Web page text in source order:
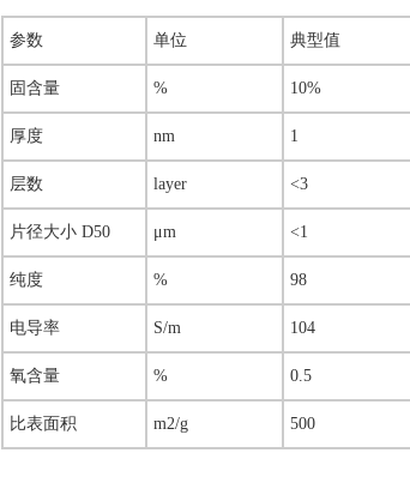
参数 单位 典型值
固含量 % 10%
厚度 nm 1
层数 layer <3
片径大小 D50 μm <1
纯度 % 98
电导率 S/m 104
氧含量 % 0.5
比表面积 m2/g 500